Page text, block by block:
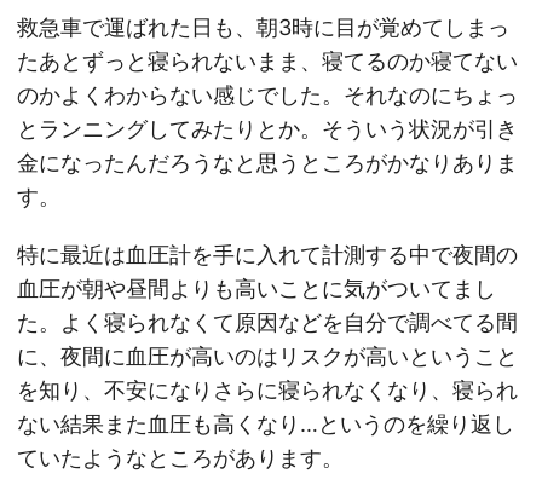
救急車で運ばれた日も、朝3時に目が覚めてしまっ
たあとずっと寝られないまま、寝てるのか寝てない
のかよくわからない感じでした。それなのにちょっ
とランニングしてみたりとか。そういう状況が引き
金になったんだろうなと思うところがかなりありま
す。
特に最近は血圧計を手に入れて計測する中で夜間の
血圧が朝や昼間よりも高いことに気がついてまし
た。よく寝られなくて原因などを自分で調べてる間
に、夜間に血圧が高いのはリスクが高いということ
を知り、不安になりさらに寝られなくなり、寝られ
ない結果また血圧も高くなり…というのを繰り返し
ていたようなところがあります。